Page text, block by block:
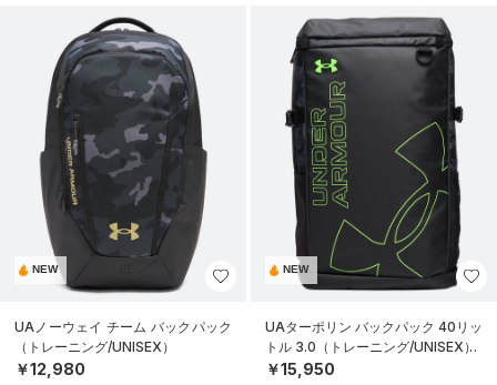
NEW
UAノーウェイ チーム バックパック
（トレーニング/UNISEX）
￥12,980
NEW
UAターポリン バックパック 40リッ
トル 3.0（トレーニング/UNISEX）
￥15,950